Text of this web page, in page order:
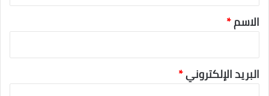
الاسم*
البريد الإلكتروني*